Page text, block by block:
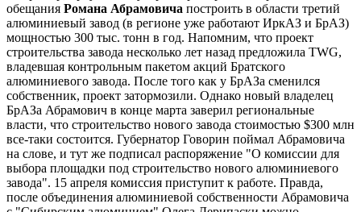
обещания Романа Абрамовича построить в области третий
алюминиевый завод (в регионе уже работают ИркАЗ и БрАЗ)
мощностью 300 тыс. тонн в год. Напомним, что проект
строительства завода несколько лет назад предложила TWG,
владевшая контрольным пакетом акций Братского
алюминиевого завода. После того как у БрАЗа сменился
собственник, проект затормозили. Однако новый владелец
БрАЗа Абрамович в конце марта заверил региональные
власти, что строительство нового завода стоимостью $300 млн
все-таки состоится. Губернатор Говорин поймал Абрамовича
на слове, и тут же подписал распоряжение "О комиссии для
выбора площадки под строительство нового алюминиевого
завода". 15 апреля комиссия приступит к работе. Правда,
после объединения алюминиевой собственности Абрамовича